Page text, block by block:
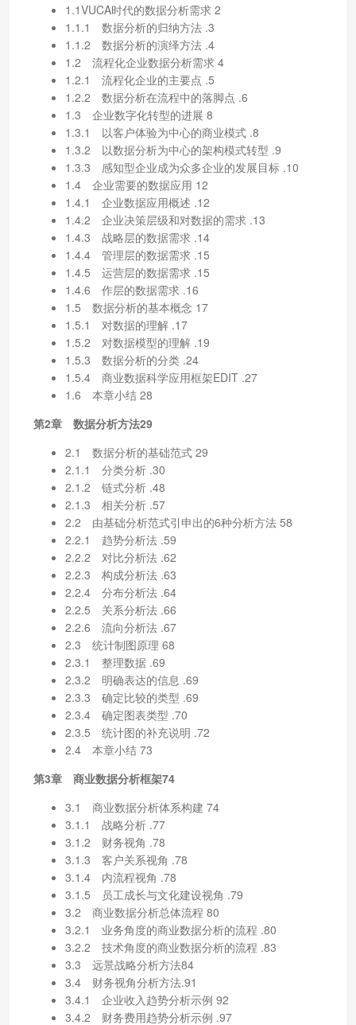
1.1VUCA时代的数据分析需求 2
1.1.1 数据分析的归纳方法 .3
1.1.2 数据分析的演绎方法 .4
1.2 流程化企业数据分析需求 4
1.2.1 流程化企业的主要点 .5
1.2.2 数据分析在流程中的落脚点 .6
1.3 企业数字化转型的进展 8
1.3.1 以客户体验为中心的商业模式 .8
1.3.2 以数据分析为中心的架构模式转型 .9
1.3.3 感知型企业成为众多企业的发展目标 .10
1.4 企业需要的数据应用 12
1.4.1 企业数据应用概述 .12
1.4.2 企业决策层级和对数据的需求 .13
1.4.3 战略层的数据需求 .14
1.4.4 管理层的数据需求 .15
1.4.5 运营层的数据需求 .15
1.4.6 作层的数据需求 .16
1.5 数据分析的基本概念 17
1.5.1 对数据的理解 .17
1.5.2 对数据模型的理解 .19
1.5.3 数据分析的分类 .24
1.5.4 商业数据科学应用框架EDIT .27
1.6 本章小结 28
第2章 数据分析方法29
2.1 数据分析的基础范式 29
2.1.1 分类分析 .30
2.1.2 链式分析 .48
2.1.3 相关分析 .57
2.2 由基础分析范式引申出的6种分析方法 58
2.2.1 趋势分析法 .59
2.2.2 对比分析法 .62
2.2.3 构成分析法 .63
2.2.4 分布分析法 .64
2.2.5 关系分析法 .66
2.2.6 流向分析法 .67
2.3 统计制图原理 68
2.3.1 整理数据 .69
2.3.2 明确表达的信息 .69
2.3.3 确定比较的类型 .69
2.3.4 确定图表类型 .70
2.3.5 统计图的补充说明 .72
2.4 本章小结 73
第3章 商业数据分析框架74
3.1 商业数据分析体系构建 74
3.1.1 战略分析 .77
3.1.2 财务视角 .78
3.1.3 客户关系视角 .78
3.1.4 内流程视角 .78
3.1.5 员工成长与文化建设视角 .79
3.2 商业数据分析总体流程 80
3.2.1 业务角度的商业数据分析的流程 .80
3.2.2 技术角度的商业数据分析的流程 .83
3.3 远景战略分析方法84
3.4 财务视角分析方法.91
3.4.1 企业收入趋势分析示例 92
3.4.2 财务费用趋势分析示例 .97